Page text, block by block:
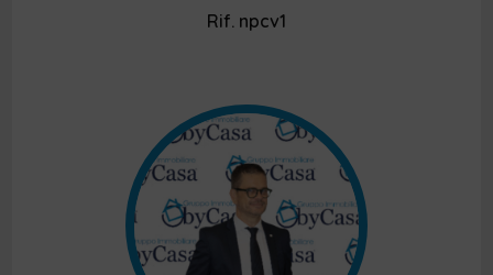
Rif. npcv1